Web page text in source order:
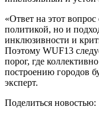
«Ответ на этот вопрос
политикой, но и
инклюзивности и
Поэтому WUF13
порог, где
построению городов
эксперт.
Поделиться новостью: